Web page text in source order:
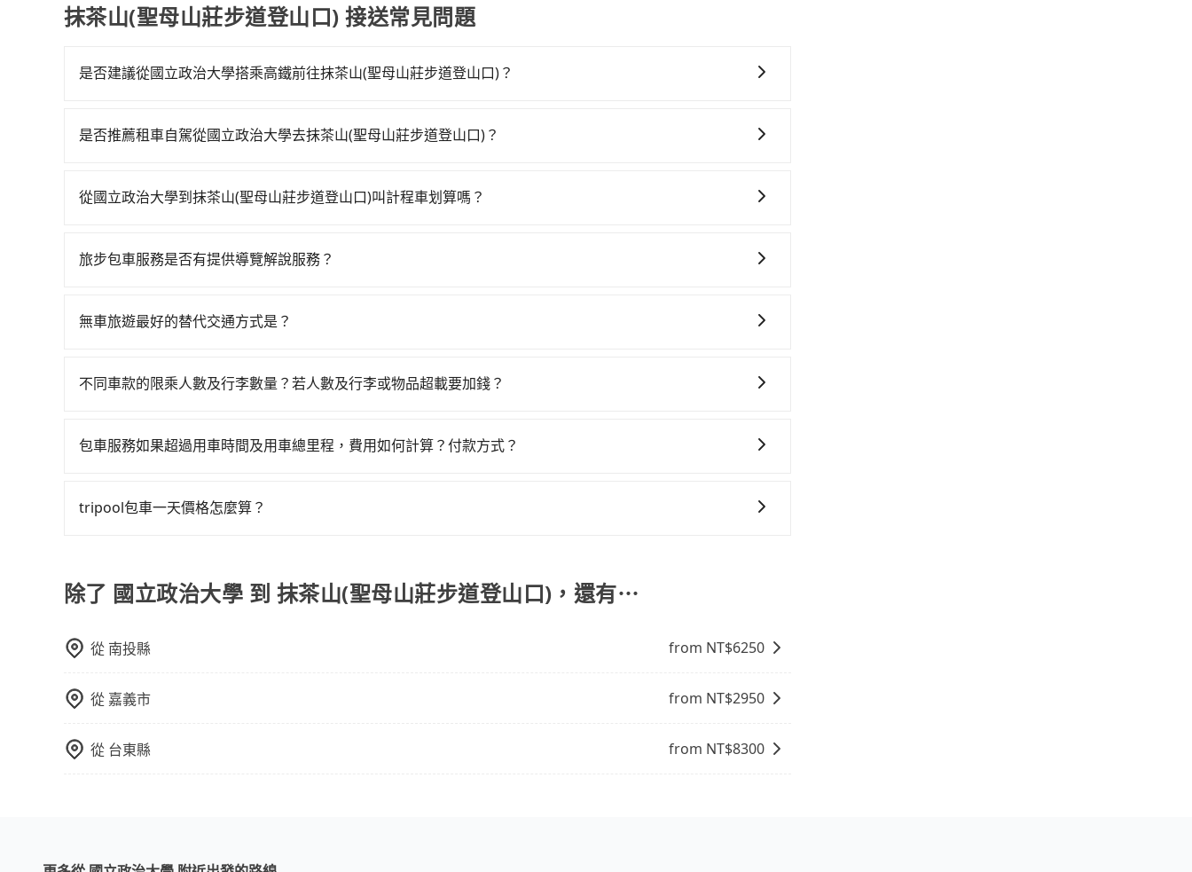
抹茶山(聖母山莊步道登山口) 接送常見問題
是否建議從國立政治大學搭乘高鐵前往抹茶山(聖母山莊步道登山口)？
北-嘉義一天最多有59班次高鐵可搭乘。假設從國立政治大學 (台北市文山區) 前往最靠近的台北高鐵站，叫一輛
排班的計程車，搭上小黃後約花142分鐘、車費2,600元後，抵達抹茶山(聖母山莊步道登山口) (嘉義縣阿里山鄉)
不僅每人至少額外負擔50元車資，而且更會額外浪費20分鐘在轉乘與等車上，現在還不馬上來預約tripool！如
是否推薦租車自駕從國立政治大學去抹茶山(聖母山莊步道登山口)？
10間租車車行，比方說上鶴國際租賃、三雍國際租賃、采琳國際小客車租賃。一般租車以天為單位，小轎車如
合約上都會載明每日里程限定200~400公里，超過還會額外加收100~2,000元不等的費用。由於絕大多數的租車
豐富或你想去的旅遊景點就在周邊，租車一整天就略顯浪費。再者，租車地點可能離國立政治大學還有段路，且
從國立政治大學到抹茶山(聖母山莊步道登山口)叫計程車划算嗎？
到車，也可考慮打電話至國立政治大學附近的計程車隊，如大文山計程車、漢傑/紅螞蟻計程車、華衛車隊等叫
的240倍。綜合以上，無論在價格或服務品質上，tripool都是你從國立政治大學到抹茶山(聖母山莊步道登山口)
旅步包車服務是否有提供導覽解說服務？
booking@tripool.app聯繫我們，將有專人協助回覆確認是否能協助安排。
無車旅遊最好的替代交通方式是？
車、捷運、客運等，或者考慮租車。如果您想要更便利的出行方式，您也可以選擇使用像是旅步提供的包車服
不同車款的限乘人數及行李數量？若人數及行李或物品超載要加錢？
行李與兩個30吋行李箱 五人座休旅車可乘坐四位乘客，並可攜帶四個隨身行李與三個30吋行李箱 九人座廂型車
包車服務如果超過用車時間及用車總里程，費用如何計算？付款方式？
的里程數，每10公里加收150元的費用。這些額外費用可以在下車前付現給司機。
tripool包車一天價格怎麼算？
除了 國立政治大學 到 抹茶山(聖母山莊步道登山口)，還有⋯
從 南投縣 from NT$6250
從 嘉義市 from NT$2950
從 台東縣 from NT$8300